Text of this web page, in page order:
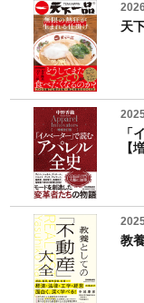
天
「
【
教